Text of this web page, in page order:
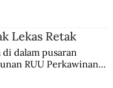
Lekas Retak
dalam pusaran
RUU Perkawinan.